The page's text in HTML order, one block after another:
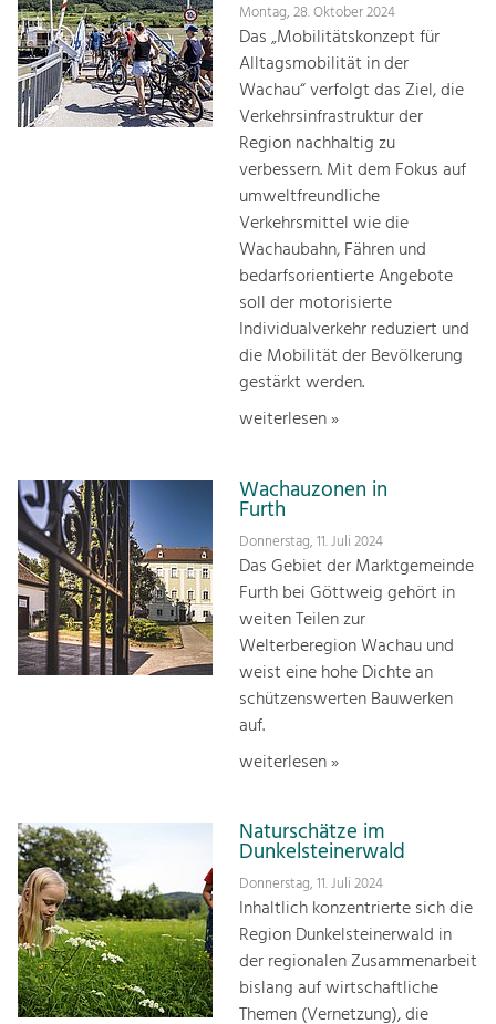
Montag, 28. Oktober 2024
Das „Mobilitätskonzept für
Alltagsmobilität in der
Wachau“ verfolgt das Ziel, die
Verkehrsinfrastruktur der
Region nachhaltig zu
verbessern. Mit dem Fokus auf
umweltfreundliche
Verkehrsmittel wie die
Wachaubahn, Fähren und
bedarfsorientierte Angebote
soll der motorisierte
Individualverkehr reduziert und
die Mobilität der Bevölkerung
gestärkt werden.
weiterlesen »
Wachauzonen in
Furth
Donnerstag, 11. Juli 2024
Das Gebiet der Marktgemeinde
Furth bei Göttweig gehört in
weiten Teilen zur
Welterberegion Wachau und
weist eine hohe Dichte an
schützenswerten Bauwerken
auf.
weiterlesen »
Naturschätze im
Dunkelsteinerwald
Donnerstag, 11. Juli 2024
Inhaltlich konzentrierte sich die
Region Dunkelsteinerwald in
der regionalen Zusammenarbeit
bislang auf wirtschaftliche
Themen (Vernetzung), die